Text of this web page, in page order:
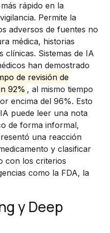
rápido en la
Permite la
adversos de fuentes no
médica, historias
clínicas. Sistemas de IA
han demostrado
de revisión de
92% , al mismo tiempo
encima del 96%. Esto
puede leer una nota
de forma informal,
una reacción
y clasificar
con los criterios
como la FDA, la
y Deep